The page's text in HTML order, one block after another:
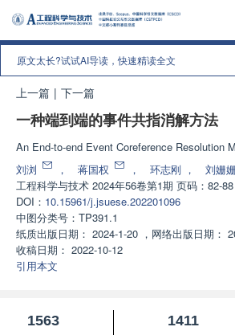
原文太长?试试AI导读，快速精读全文
上一篇 | 下一篇
一种端到端的事件共指消解方法
An End-to-end Event Coreference Resolution
刘浏
， 蒋国权 ， 环志刚 ， 刘姗姗
工程科学与技术 2024年56卷第1期 页码：82-88
DOI： 10.15961/j.jsuese.202201096
中图分类号： TP391.1
纸质出版日期： 2024-1-20 ， 网络出版日期：
收稿日期： 2022-10-12
引用本文
1563
1411